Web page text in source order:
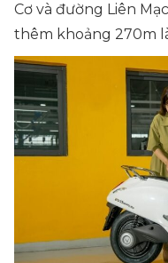
Cơ và đường Liên
thêm khoảng 270m